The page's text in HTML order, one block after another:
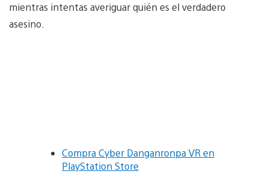
mientras intentas averiguar quién es el verdadero
asesino.
Compra Cyber Danganronpa VR en
PlayStation Store